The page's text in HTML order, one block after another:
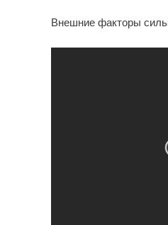
Внешние факторы